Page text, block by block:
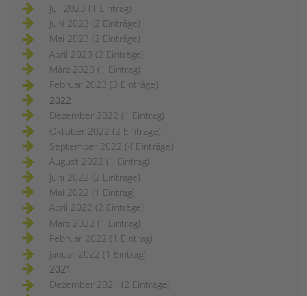
Juli 2023 (1 Eintrag)
Juni 2023 (2 Einträge)
Mai 2023 (2 Einträge)
April 2023 (2 Einträge)
März 2023 (1 Eintrag)
Februar 2023 (3 Einträge)
2022
Dezember 2022 (1 Eintrag)
Oktober 2022 (2 Einträge)
September 2022 (4 Einträge)
August 2022 (1 Eintrag)
Juni 2022 (2 Einträge)
Mai 2022 (1 Eintrag)
April 2022 (2 Einträge)
März 2022 (1 Eintrag)
Februar 2022 (1 Eintrag)
Januar 2022 (1 Eintrag)
2021
Dezember 2021 (2 Einträge)